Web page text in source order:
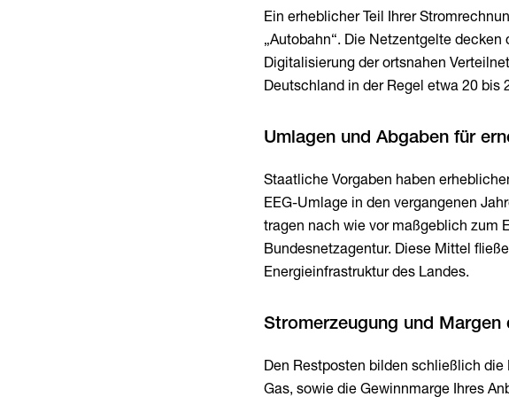
Ein erheblicher Teil Ihrer
„Autobahn“. Die Netzentgelte
Digitalisierung der ortsnahen
Deutschland in der Regel etwa 20 bis
Umlagen und Abgaben für
Staatliche Vorgaben haben
EEG-Umlage in den vergangenen
tragen nach wie vor maßgeblich zum
Bundesnetzagentur. Diese Mittel
Energieinfrastruktur des Landes.
Stromerzeugung und Margen
Den Restposten bilden schließlich
Gas, sowie die Gewinnmarge Ihres